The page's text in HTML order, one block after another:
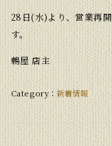
28日(水)より、営業再
す。
鶫屋 店主
新着情報